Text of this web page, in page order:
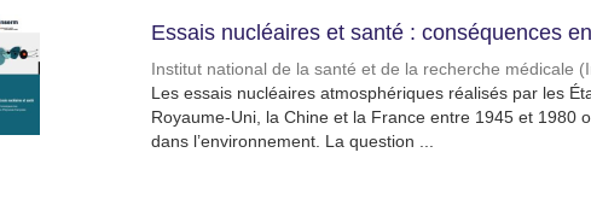
Essais nucléaires et santé : conséquences
Institut national de la santé et de la recherche médicale
Les essais nucléaires atmosphériques réalisés par les
Royaume-Uni, la Chine et la France entre 1945 et 1980
dans l’environnement. La question ...